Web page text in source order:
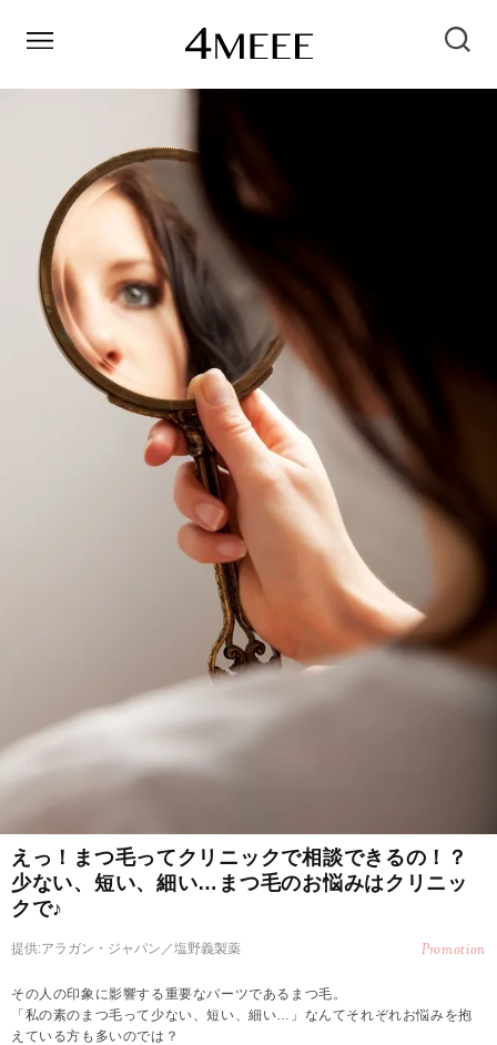
えっ！まつ毛ってクリニックで相談できるの！？
少ない、短い、細い…まつ毛のお悩みはクリニッ
クで♪
提供:アラガン・ジャパン／塩野義製薬 Promotion
その人の印象に影響する重要なパーツであるまつ毛。
「私の素のまつ毛って少ない、短い、細い…」なんてそれぞれお悩みを抱
えている方も多いのでは？